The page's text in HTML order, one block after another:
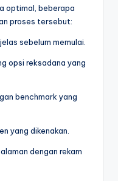
optimal, beberapa
proses tersebut:
sebelum memulai.
opsi reksadana yang
benchmark yang
yang dikenakan.
dengan rekam